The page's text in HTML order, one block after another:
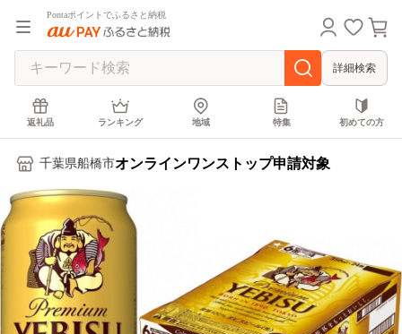
Pontaポイントでふるさと納税
詳細検索
返礼品 ランキング 地域 特集 初めての方
千葉県船橋市オンラインワンストップ申請対象